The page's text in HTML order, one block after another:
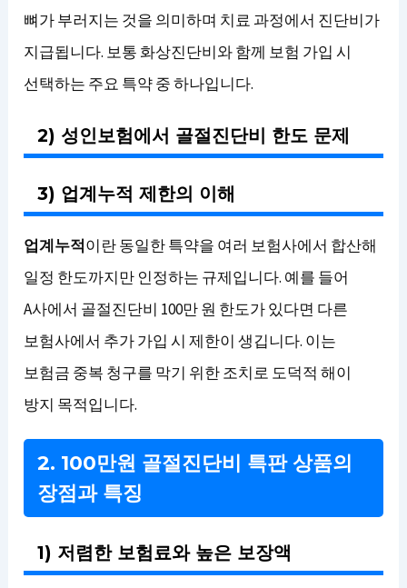
뼈가 부러지는 것을 의미하며 치료 과정에서 진단비가
지급됩니다. 보통 화상진단비와 함께 보험 가입 시
선택하는 주요 특약 중 하나입니다.
2) 성인보험에서 골절진단비 한도 문제
3) 업계누적 제한의 이해
업계누적이란 동일한 특약을 여러 보험사에서 합산해
일정 한도까지만 인정하는 규제입니다. 예를 들어
A사에서 골절진단비 100만 원 한도가 있다면 다른
보험사에서 추가 가입 시 제한이 생깁니다. 이는
보험금 중복 청구를 막기 위한 조치로 도덕적 해이
방지 목적입니다.
2. 100만원 골절진단비 특판 상품의
장점과 특징
1) 저렴한 보험료와 높은 보장액